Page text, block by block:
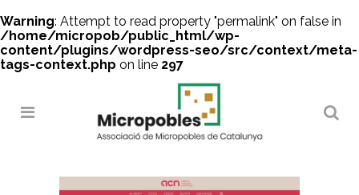
Warning: Attempt to read property "permalink" on false in
/home/micropob/public_html/wp-
content/plugins/wordpress-seo/src/context/meta-
tags-context.php on line 297